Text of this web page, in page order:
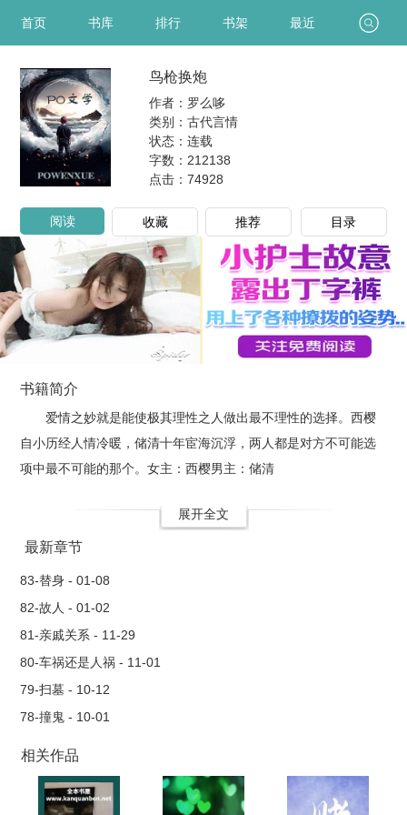
首页 书库 排行 书架 最近
鸟枪换炮
作者：罗么哆
类别：古代言情
状态：连载
字数：212138
点击： 74928
阅读 收藏 推荐 目录
书籍简介
爱情之妙就是能使极其理性之人做出最不理性的选择。西樱
自小历经人情冷暖，储清十年宦海沉浮，两人都是对方不可能选
项中最不可能的那个。女主：西樱男主：储清
展开全文
最新章节
83-替身 - 01-08
82-故人 - 01-02
81-亲戚关系 - 11-29
80-车祸还是人祸 - 11-01
79-扫墓 - 10-12
78-撞鬼 - 10-01
相关作品